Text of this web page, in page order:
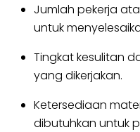
Jumlah pekerja
untuk
Tingkat kesulitan
yang dikerjakan.
Ketersediaan
dibutuhkan untuk